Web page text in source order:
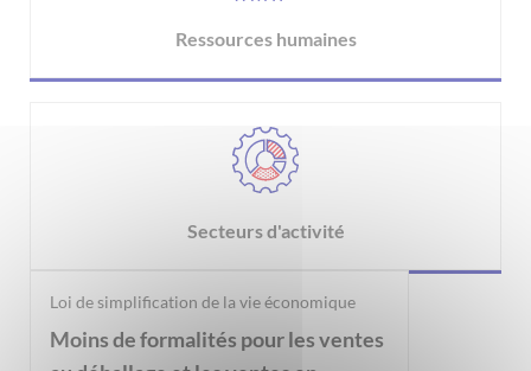
Ressources humaines
Secteurs d'activité
Loi de simplification de la vie économique
Moins de formalités pour les ventes